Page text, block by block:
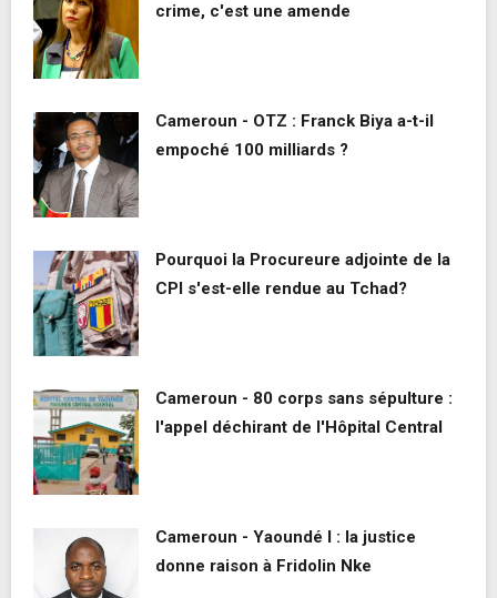
crime, c'est une amende
Cameroun - OTZ : Franck Biya a-t-il
empoché 100 milliards ?
Pourquoi la Procureure adjointe de la
CPI s'est-elle rendue au Tchad?
Cameroun - 80 corps sans sépulture :
l'appel déchirant de l'Hôpital Central
Cameroun - Yaoundé I : la justice
donne raison à Fridolin Nke